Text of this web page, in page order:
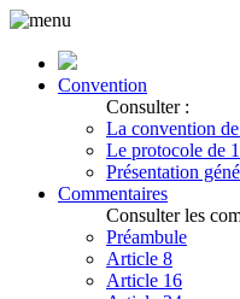
Convention
Consulter :
La convention
Le protocole de
Présentation
Commentaires
Consulter les
Préambule
Article 8
Article 16